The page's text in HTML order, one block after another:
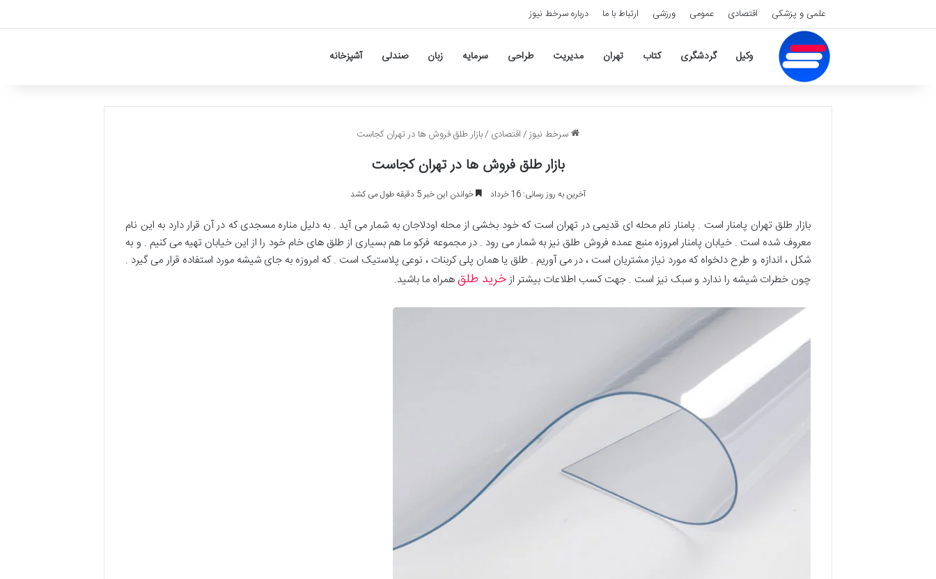
علمی و پزشکی اقتصادی عمومی ورزشی ارتباط با ما درباره سرخط نیوز
وکیل گردشگری کتاب تهران مدیریت طراحی سرمایه زبان صندلی آشپزخانه
سرخط نیوز/اقتصادی /بازار طلق فروش ها در تهران کجاست
بازار طلق فروش ها در تهران کجاست
آخرین به روز رسانی: 16 خرداد خواندن این خبر 5 دقیقه طول می کشد
بازار طلق تهران پامنار است . پامنار نام محله ای قدیمی در تهران است که خود بخشی از محله اودلاجان به شمار می آید . به دلیل مناره مسجدی که در آن قرار دارد به این نام
معروف شده است . خیابان پامنار امروزه منبع عمده فروش طلق نیز به شمار می رود . در مجموعه فرکو ما هم بسیاری از طلق های خام خود را از این خیابان تهیه می کنیم . و به
شکل ، اندازه و طرح دلخواه که مورد نیاز مشتریان است ، در می آوریم . طلق یا همان پلی کربنات ، نوعی پلاستیک است . که امروزه به جای شیشه مورد استفاده قرار می گیرد .
چون خطرات شیشه را ندارد و سبک نیز است . جهت کسب اطلاعات بیشتر ازخرید طلقهمراه ما باشید.